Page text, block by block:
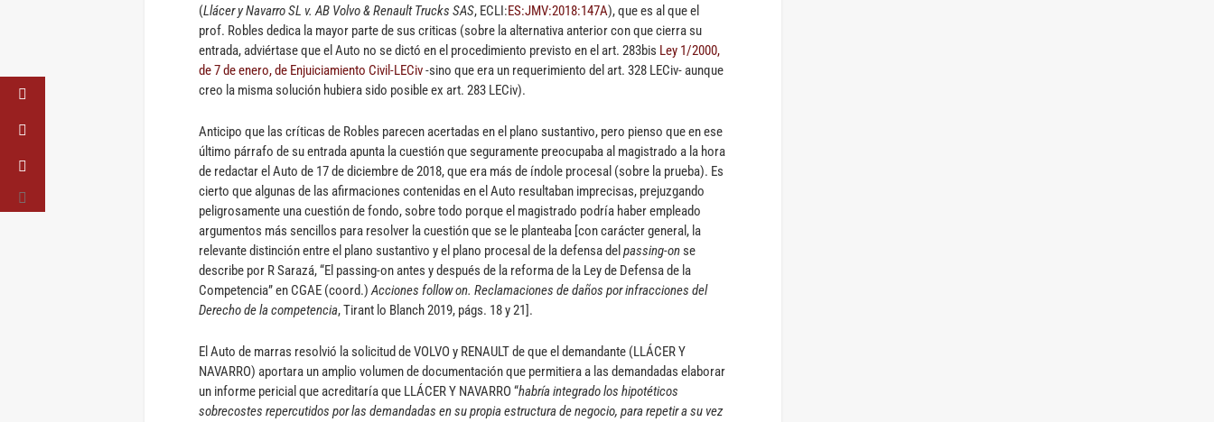
(Llácer y Navarro SL v. AB Volvo & Renault Trucks SAS, ECLI:ES:JMV:2018:147A), que es al que el
prof. Robles dedica la mayor parte de sus criticas (sobre la alternativa anterior con que cierra su
entrada, adviértase que el Auto no se dictó en el procedimiento previsto en el art. 283bis Ley 1/2000,
de 7 de enero, de Enjuiciamiento Civil-LECiv-sino que era un requerimiento del art. 328 LECiv- aunque
creo la misma solución hubiera sido posible ex art. 283 LECiv).
Anticipo que las críticas de Robles parecen acertadas en el plano sustantivo, pero pienso que en ese
último párrafo de su entrada apunta la cuestión que seguramente preocupaba al magistrado a la hora
de redactar el Auto de 17 de diciembre de 2018, que era más de índole procesal (sobre la prueba). Es
cierto que algunas de las afirmaciones contenidas en el Auto resultaban imprecisas, prejuzgando
peligrosamente una cuestión de fondo, sobre todo porque el magistrado podría haber empleado
argumentos más sencillos para resolver la cuestión que se le planteaba [con carácter general, la
relevante distinción entre el plano sustantivo y el plano procesal de la defensa del passing-onse
describe por R Sarazá, “El passing-on antes y después de la reforma de la Ley de Defensa de la
Competencia” en CGAE (coord.)Acciones follow on. Reclamaciones de daños por infracciones del
Derecho de la competencia, Tirant lo Blanch 2019, págs. 18 y 21].
El Auto de marras resolvió la solicitud de VOLVO y RENAULT de que el demandante (LLÁCER Y
NAVARRO) aportara un amplio volumen de documentación que permitiera a las demandadas elaborar
un informe pericial que acreditaría que LLÁCER Y NAVARRO “habría integrado los hipotéticos
sobrecostes repercutidos por las demandadas en su propia estructurade negocio, para repetir a su vez